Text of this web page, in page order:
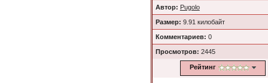
Автор: Pugolo
Размер: 9.91 килобайт
Комментариев: 0
Просмотров: 2445
Рейтинг